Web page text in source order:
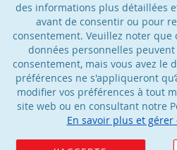
des informations plus détaillées
avant de consentir ou pour
consentement. Veuillez noter
données personnelles
consentement, mais vous avez le
préférences ne s'appliqueront
modifier vos préférences à tout
site web ou en consultant notre
En savoir plus et